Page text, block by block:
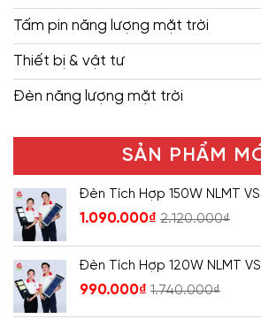
Tấm pin năng lượng mặt trời
Thiết bị & vật tư
Đèn năng lượng mặt trời
SẢN PHẨM
Đèn Tích Hợp 150W NLMT
1.090.000₫ 2.120.000₫
Đèn Tích Hợp 120W NLMT
990.000₫ 1.740.000₫